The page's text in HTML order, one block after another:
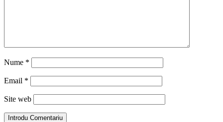
Nume *
Email *
Site web
Introdu Comentariu